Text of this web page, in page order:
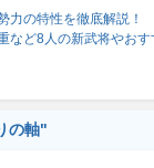
力の特性を徹底解説！
など8人の新武将やおす
の軸"